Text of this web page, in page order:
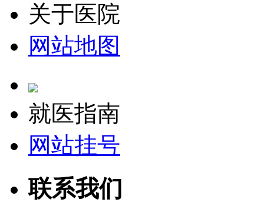
关于医院
网站地图
就医指南
网站挂号
联系我们